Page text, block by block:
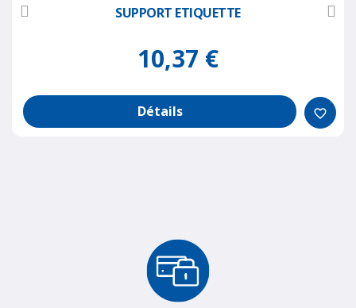
SUPPORT ETIQUETTE
10,37 €
Détails favorite_border